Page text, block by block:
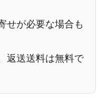
せが必要な場合も
返送送料は無料で